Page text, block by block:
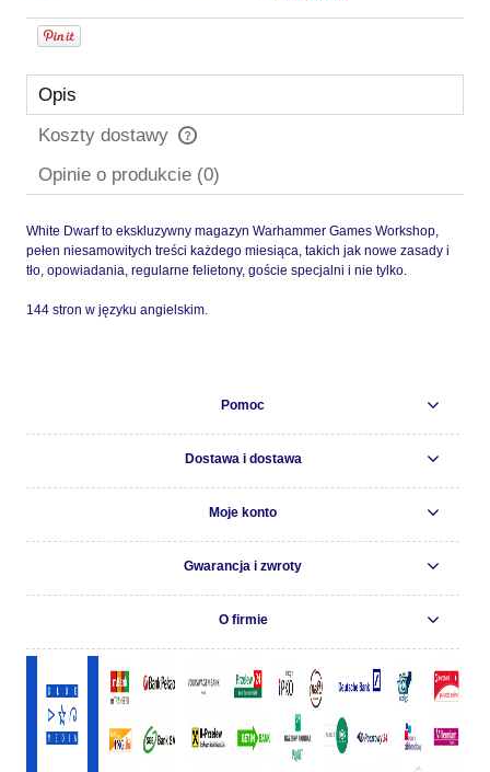
Opis
Koszty dostawy
Cena nie zawiera ewentualnych kosztów płatności
Opinie o produkcie (0)
White Dwarf to ekskluzywny magazyn Warhammer Games Workshop,
pełen niesamowitych treści każdego miesiąca, takich jak nowe zasady i
tło, opowiadania, regularne felietony, goście specjalni i nie tylko.
144 stron w języku angielskim.
Pomoc
Dostawa i dostawa
Moje konto
Gwarancja i zwroty
O firmie